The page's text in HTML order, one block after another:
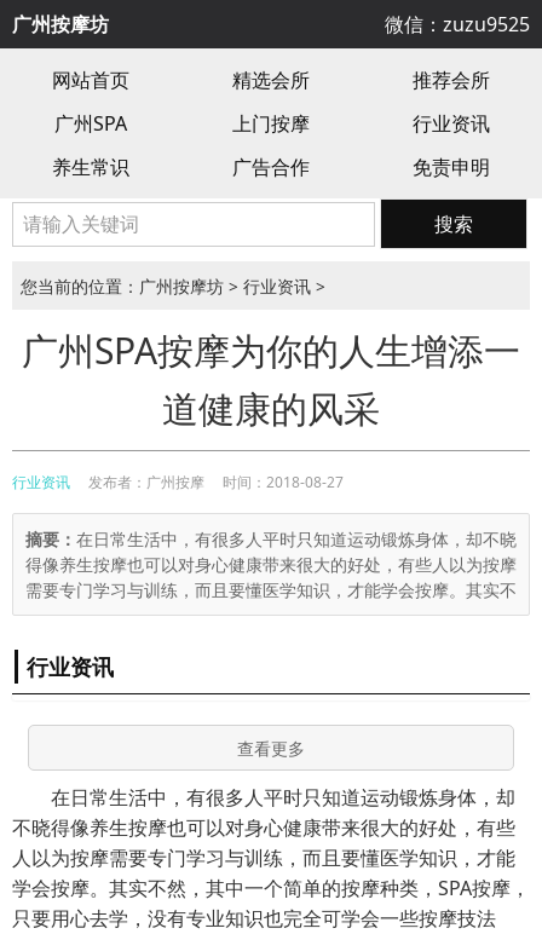
广州按摩坊 微信：zuzu9525
网站首页 精选会所
推荐会所
广州SPA
上门按摩
行业资讯
养生常识
广告合作 免责申明
搜索
您当前的位置： 广州按摩坊> 行业资讯>
广州SPA按摩为你的人生增添一
道健康的风采
行业资讯 发布者：广州按摩 时间：2018-08-27
摘要： 在日常生活中，有很多人平时只知道运动锻炼身体，却不晓
得像养生按摩也可以对身心健康带来很大的好处，有些人以为按摩
需要专门学习与训练，而且要懂医学知识，才能学会按摩。其实不
行业资讯
查看更多
在日常生活中，有很多人平时只知道运动锻炼身体，却
不晓得像养生按摩也可以对身心健康带来很大的好处，有些
人以为按摩需要专门学习与训练，而且要懂医学知识，才能
学会按摩。其实不然，其中一个简单的按摩种类，SPA按摩，
只要用心去学，没有专业知识也完全可学会一些按摩技法